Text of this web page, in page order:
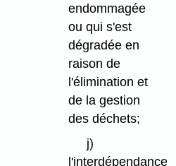
endommagée
ou qui s'est
dégradée en
raison de
l'élimination et
de la gestion
des déchets;
j)
l'interdépendance